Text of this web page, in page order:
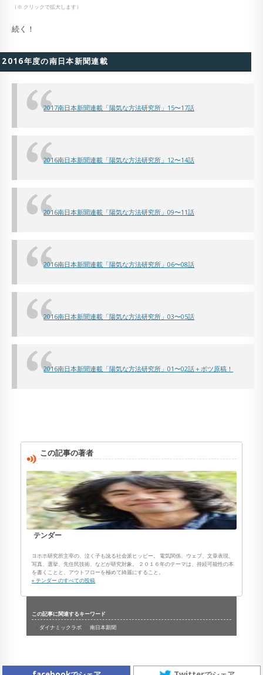
（※ クリックで拡大します）
続く！
2016年度の南日本新聞連載
2017南日本新聞連載「陽気な方法研究所」15〜17話
2016南日本新聞連載「陽気な方法研究所」12〜14話
2016南日本新聞連載「陽気な方法研究所」09〜11話
2016南日本新聞連載「陽気な方法研究所」06〜08話
2016南日本新聞連載「陽気な方法研究所」03〜05話
2016南日本新聞連載「陽気な方法研究所」01〜02話＋ボツ原稿！
この記事の著者
テンダー
ヨホホ研究所主宰の、泣く子も訛る社会派ヒッピー。 電気関係、ウェブ、文章表現、
写真、選挙、先住民技術、などが研究対象。 ２０１６年のテーマは、持続可能性の本
を書くことと、アウトフローを極めて綺麗にすること。
» テンダー のすべての投稿
この記事に関連するキーワード
ダイナミックラボ
南日本新聞